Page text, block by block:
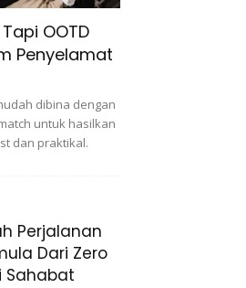
OOTD
Penyelamat
dibina dengan
untuk hasilkan
dan praktikal.
Perjalanan
Dari Zero
Sahabat